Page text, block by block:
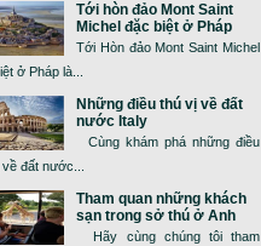
Tới hòn đảo Mont Saint
Michel đặc biệt ở Pháp
Tới Hòn đảo Mont Saint Michel
ở Pháp là...
Những điều thú vị về đất
nước Italy
Cùng khám phá những điều
đất nước...
Tham quan những khách
sạn trong sở thú ở Anh
Hãy cùng chúng tôi tham